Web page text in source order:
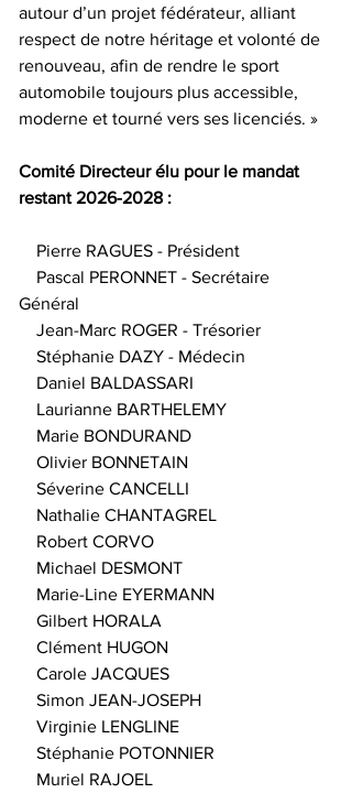
autour d’un projet fédérateur, alliant
respect de notre héritage et volonté de
renouveau, afin de rendre le sport
automobile toujours plus accessible,
moderne et tourné vers ses licenciés. »
Comité Directeur élu pour le mandat
restant 2026-2028 :
    Pierre RAGUES - Président
Général
    Jean-Marc ROGER - Trésorier
    Stéphanie DAZY - Médecin
    Daniel BALDASSARI
    Laurianne BARTHELEMY
    Marie BONDURAND
    Olivier BONNETAIN
    Séverine CANCELLI
    Nathalie CHANTAGREL
    Robert CORVO
    Michael DESMONT
    Marie-Line EYERMANN
    Gilbert HORALA
    Clément HUGON
    Carole JACQUES
    Simon JEAN-JOSEPH
    Virginie LENGLINE
    Stéphanie POTONNIER
    Muriel RAJOEL